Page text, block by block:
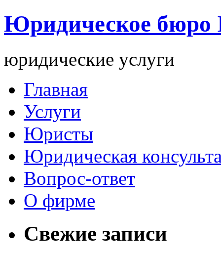
Юридическое бюро
юридические услуги
Главная
Услуги
Юристы
Юридическая
Вопрос-ответ
О фирме
Свежие записи